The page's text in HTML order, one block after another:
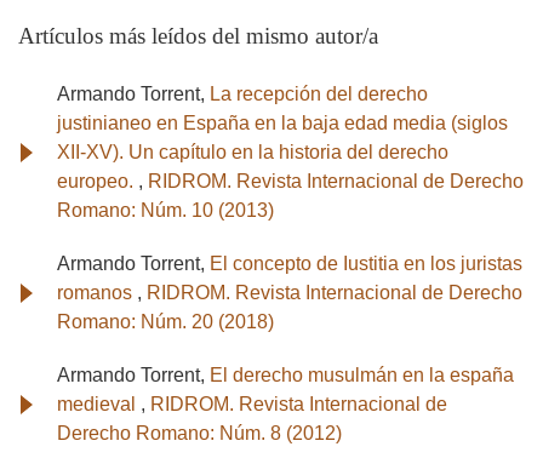
Artículos más leídos del mismo autor/a
Armando Torrent, La recepción del derecho
justinianeo en España en la baja edad media (siglos
XII-XV). Un capítulo en la historia del derecho
europeo. , RIDROM. Revista Internacional de Derecho
Romano: Núm. 10 (2013)
Armando Torrent, El concepto de Iustitia en los juristas
romanos , RIDROM. Revista Internacional de Derecho
Romano: Núm. 20 (2018)
Armando Torrent, El derecho musulmán en la españa
medieval , RIDROM. Revista Internacional de
Derecho Romano: Núm. 8 (2012)